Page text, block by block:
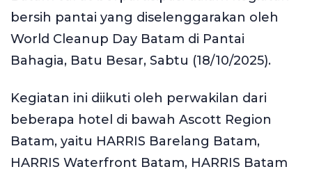
bersih pantai yang diselenggarakan oleh
World Cleanup Day Batam di Pantai
Bahagia, Batu Besar, Sabtu (18/10/2025).
Kegiatan ini diikuti oleh perwakilan dari
beberapa hotel di bawah Ascott Region
Batam, yaitu HARRIS Barelang Batam,
HARRIS Waterfront Batam, HARRIS Batam